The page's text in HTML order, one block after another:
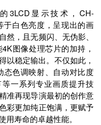
3LCD显示技术，CH-
于白色亮度，呈现出的画
，且无频闪、无伪影、
图像处理芯片的加持，
以稳定输出。不仅如此，
态色调映射、自动对比度
一系列专业画质提升技
准再现导演最初的创作意
彩更加纯正饱满，更赋予
寿命的卓越性能。